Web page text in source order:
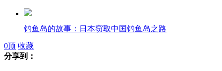
钓鱼岛的故事：日本窃取中国钓鱼岛之路
日本：一艘载有中国船员的货船起火
0顶 收藏
分享到：